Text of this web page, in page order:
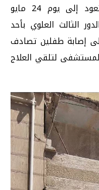
وكشفت التحقيقات الأولية أن الواقعة تعود إلى يوم 24 مايو
الثالث العلوي بأحد
إصابة طفلين تصادف
لتلقي العلاج